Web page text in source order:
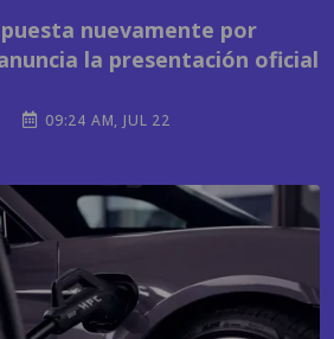
nuevamente por
la presentación oficial
09:24 AM, JUL 22